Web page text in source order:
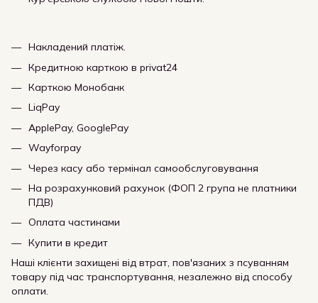
Накладений платіж.
Кредитною карткою в privat24
Карткою Монобанк
LiqPay
ApplePay, GooglePay
Wayforpay
Через касу або термінал самообслуговування
На розрахунковий рахунок (ФОП 2 група не платники
ПДВ)
Оплата частинами
Купити в кредит
Наші клієнти захищені від втрат, пов'язаних з псуванням
товару під час транспортування, незалежно від способу
оплати.